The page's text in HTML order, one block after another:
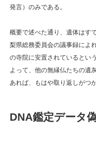
発言）のみである。
概要で述べた通り、遺体はす
梨県総務委員会の議事録によ
の寺院に安置されているとい
よって、他の無縁仏たちの遺
あれば、もはや取り返しがつ
DNA鑑定データ